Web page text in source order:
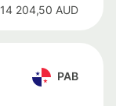
14 204,50 AUD
PAB